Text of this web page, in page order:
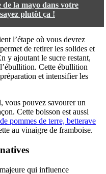
de la mayo dans votre
plutôt ça !
l’étape où vous devrez
de retirer les solides et
y ajoutant le sucre restant,
Cette ébullition
et intensifier les
vous pouvez savourer un
Cette boisson est aussi
pommes de terre, betterave
au vinaigre de framboise.
qui influence